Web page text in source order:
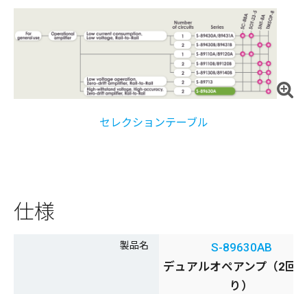
セレクションテーブル
仕様
製品名
S-89630AB
デュアルオペアンプ（2回
り）